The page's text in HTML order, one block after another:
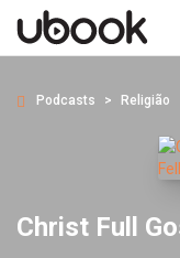
Podcasts Religião
Christ Full